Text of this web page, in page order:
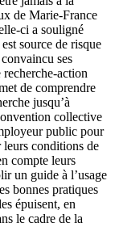
de Marie-France
ci a souligné
source de risque
ses
action
de comprendre
jusqu’à
collective
public pour
leurs conditions de
compte leurs
un guide à l’usage
bonnes pratiques
épuisent, en
le cadre de la